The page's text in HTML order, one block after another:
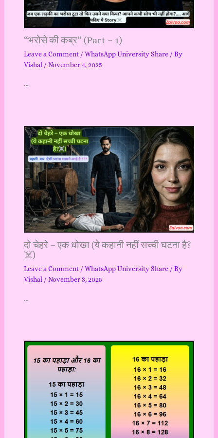
“भरोसे की कब्र” (Part – 1)
Leave a Comment / WhatsApp University Share/ By
Vishal / November 4, 2025
…
दो चेहरे – एक धोखा (ये कहानी नहीं सच्ची घटना है?
☠️)
Leave a Comment / WhatsApp University Share/ By
Vishal / November 3, 2025
…